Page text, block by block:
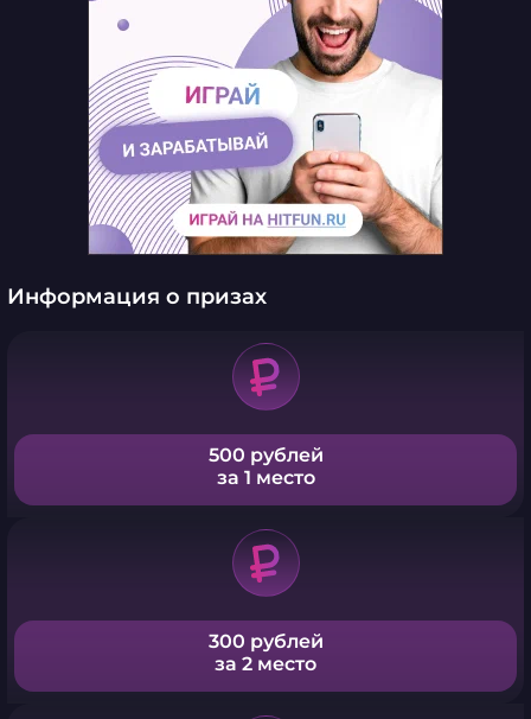
Информация о призах
500 рублей
за 1 место
300 рублей
за 2 место